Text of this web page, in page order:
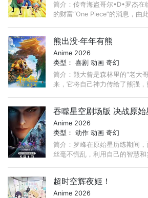
简介：传奇海盗哥尔•D•罗杰在
的财富“One Piece”的消息，由
熊出没·年年有熊
Anime 2026
类型：喜剧 动画 奇幻
简介：熊大曾是森林里的“老大
来，它将自己神力传给了熊强
吞噬星空剧场版 决战原始
Anime 2026
类型：动作 动画 奇幻
简介：罗峰在原始星历练期间，
丝毫不慌乱，利用自己的智慧
超时空辉夜姬！
Anime 2026